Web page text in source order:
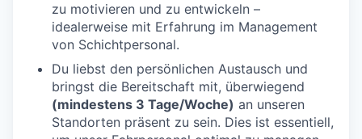
zu motivieren und zu entwickeln –
idealerweise mit Erfahrung im Management
von Schichtpersonal.
Du liebst den persönlichen Austausch und
bringst die Bereitschaft mit, überwiegend
(mindestens 3 Tage/Woche) an unseren
Standorten präsent zu sein. Dies ist essentiell,